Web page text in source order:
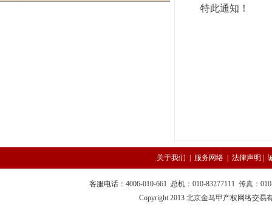
特此通知 ！
关于我们 服务网络 |法律声明 |
客服电话：4006-010-661 总机：010-83277111 传真：
Copyright 2013 北京金马甲产权网络交